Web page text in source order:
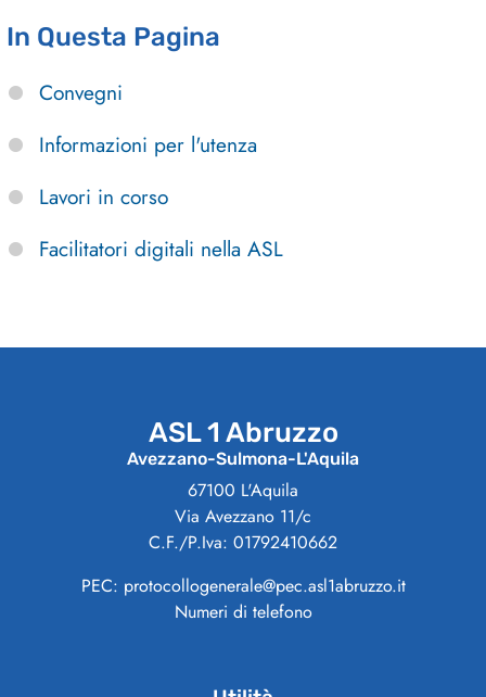
In Questa Pagina
Convegni
Informazioni per l'utenza
Lavori in corso
Facilitatori digitali nella ASL
ASL 1 Abruzzo
Avezzano-Sulmona-L'Aquila
67100 L'Aquila
Via Avezzano 11/c
C.F./P.Iva: 01792410662
PEC: protocollogenerale@pec.asl1abruzzo.it
Numeri di telefono